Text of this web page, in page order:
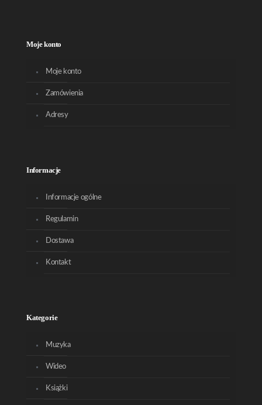
Moje konto
Moje konto
Zamówienia
Adresy
Informacje
Informacje ogólne
Regulamin
Dostawa
Kontakt
Kategorie
Muzyka
Wideo
Książki